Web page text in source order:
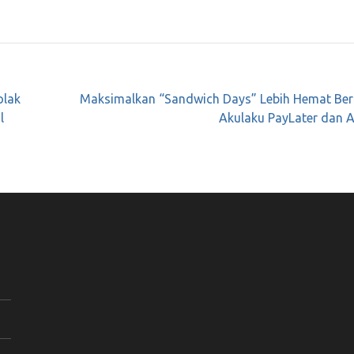
Maksimalkan “Sandwich Days” Lebih Hemat
Akulaku PayLater dan